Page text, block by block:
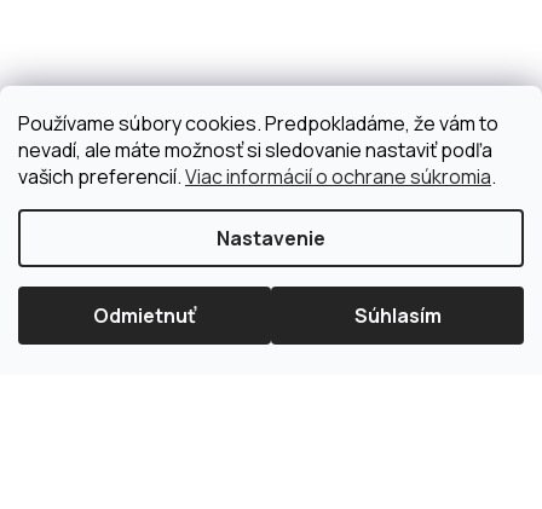
Používame súbory cookies. Predpokladáme, že vám to
nevadí, ale máte možnosť si sledovanie nastaviť podľa
vašich preferencií.Viac informácií o ochrane súkromia.
Nastavenie
Odmietnuť Súhlasím